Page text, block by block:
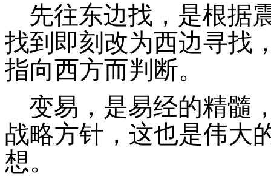
先往东边找，是根据
找到即刻改为西边寻找
指向西方而判断。
变易，是易经的精髓
战略方针，这也是伟大
想。